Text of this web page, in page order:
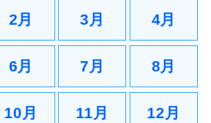
2月 3月 4月
6月 7月 8月
10月 11月 12月